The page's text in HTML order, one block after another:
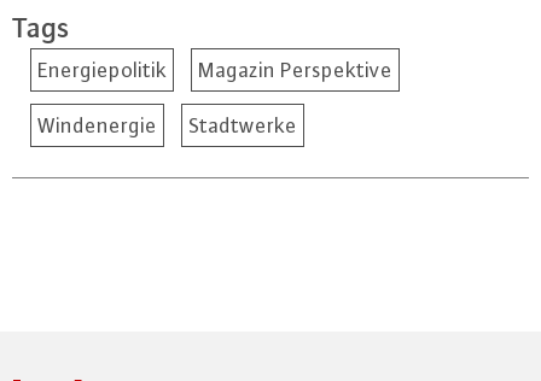
Tags
Energiepolitik Magazin Perspektive
Windenergie Stadtwerke